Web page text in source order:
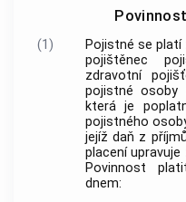
(1)
Pojistné se
pojištěnec
zdravotní
pojistné osoby
která je
pojistného
jejíž daň z
placení
Povinnost
dnem: